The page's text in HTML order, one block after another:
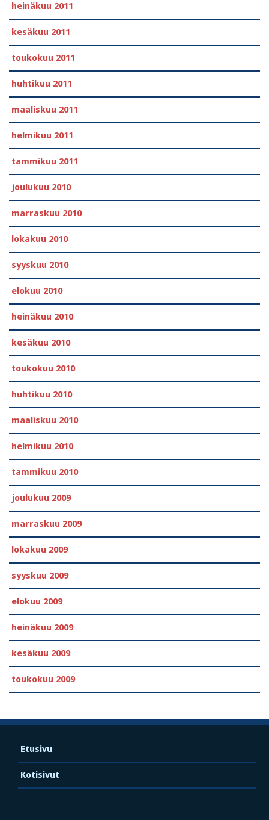
heinäkuu 2011
kesäkuu 2011
toukokuu 2011
huhtikuu 2011
maaliskuu 2011
helmikuu 2011
tammikuu 2011
joulukuu 2010
marraskuu 2010
lokakuu 2010
syyskuu 2010
elokuu 2010
heinäkuu 2010
kesäkuu 2010
toukokuu 2010
huhtikuu 2010
maaliskuu 2010
helmikuu 2010
tammikuu 2010
joulukuu 2009
marraskuu 2009
lokakuu 2009
syyskuu 2009
elokuu 2009
heinäkuu 2009
kesäkuu 2009
toukokuu 2009
Etusivu
Kotisivut